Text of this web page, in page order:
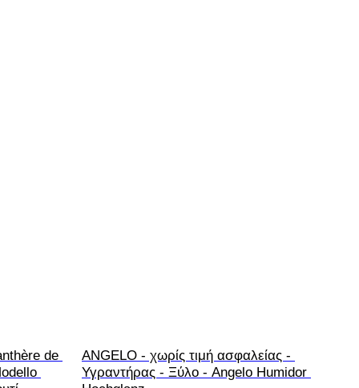
de
ANGELO - χωρίς τιμή ασφαλείας -
Υγραντήρας - Ξύλο - Angelo Humidor